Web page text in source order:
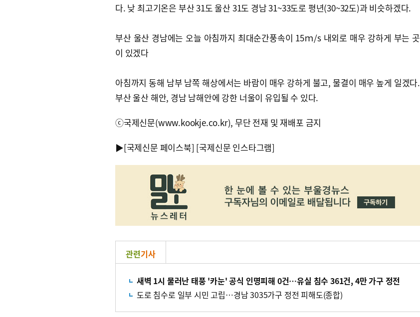
다. 낮 최고기온은 부산 31도 울산 31도 경남 31~33도로 평년(30~32도)과 비슷하겠다.
부산 울산 경남에는 오늘 아침까지 최대순간풍속이 15ｍ/s 내외로 매우 강하게 부는 곳
이 있겠다
아침까지 동해 남부 남쪽 해상에서는 바람이 매우 강하게 불고, 물결이 매우 높게 일겠다.
부산 울산 해안, 경남 남해안에 강한 너울이 유입될 수 있다.
ⓒ국제신문(www.kookje.co.kr), 무단 전재 및 재배포 금지
▶[국제신문 페이스북] [국제신문 인스타그램]
관련기사
새벽 1시 물러난 태풍 '카눈' 공식 인명피해 0건…유실 침수 361건, 4만 가구 정전
도로 침수로 일부 시민 고립…경남 3035가구 정전 피해도(종합)